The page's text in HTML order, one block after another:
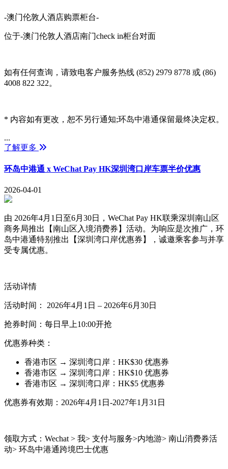
-澳门伦敦人酒店购票柜台-
位于-澳门伦敦人酒店南门check in柜台对面
如有任何查询，请致电客户服务热线 (852) 2979 8778 或 (86)
4008 822 322。
* 内容如有更改，恕不另行通知;环岛中港通保留最终决定权。
...
了解更多
环岛中港通 x WeChat Pay HK深圳湾口岸车票半价优惠
2026-04-01
由 2026年4月1日至6月30日，WeChat Pay HK联乘深圳南山区
商务局推出【南山区入境消费券】活动。为响应是次推广，环
岛中港通特别推出【深圳湾口岸优惠券】，诚邀乘客参与并享
受专属优惠。
活动详情
活动时间： 2026年4月1日 – 2026年6月30日
抢券时间：每日早上10:00开抢
优惠券种类：
香港市区 → 深圳湾口岸：HK$30 优惠券
香港市区 → 深圳湾口岸：HK$10 优惠券
香港市区 → 深圳湾口岸：HK$5 优惠券
优惠券有效期：2026年4月1日-2027年1月31日
领取方式：Wechat > 我> 支付与服务>内地游> 南山消费券活
动> 环岛中港通跨境巴士优惠